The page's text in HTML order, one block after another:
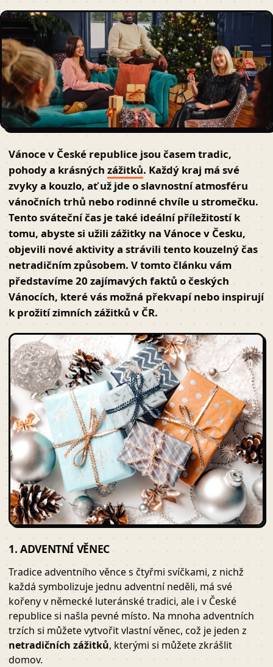
Vánoce v České republicejsou časem tradic,
pohody a krásných zážitků. Každý kraj má své
zvyky a kouzlo, ať už jde o slavnostní atmosféru
vánočních trhů nebo rodinné chvíle u stromečku.
Tento sváteční čas je také ideální příležitostí k
tomu, abyste si užili zážitky na Vánoce v Česku,
objevili nové aktivity a strávili tento kouzelný čas
netradičním způsobem. V tomto článku vám
představíme20 zajímavých faktů o českých
Vánocích, které vás možná překvapí nebo inspirují
k prožití zimních zážitků v ČR.
1. ADVENTNÍ VĚNEC
Tradice adventního věnce s čtyřmi svíčkami, z nichž
každá symbolizuje jednu adventní neděli, má své
kořeny v německé luteránské tradici, ale i v České
republice si našla pevné místo. Na mnoha adventních
trzích si můžete vytvořit vlastní věnec, což je jeden z
netradičních zážitků, kterými si můžete zkrášlit
domov.